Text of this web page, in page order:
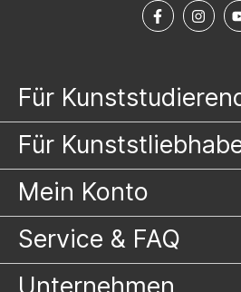
Für
Für
Mein Konto
Service & FAQ